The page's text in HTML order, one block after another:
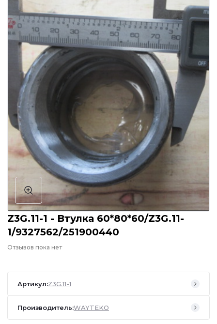
Z3G.11-1 - Втулка 60*80*60/Z3G.11-
1/9327562/251900440
Отзывов пока нет
Артикул:Z3G.11-1
Производитель:WAYTEKO